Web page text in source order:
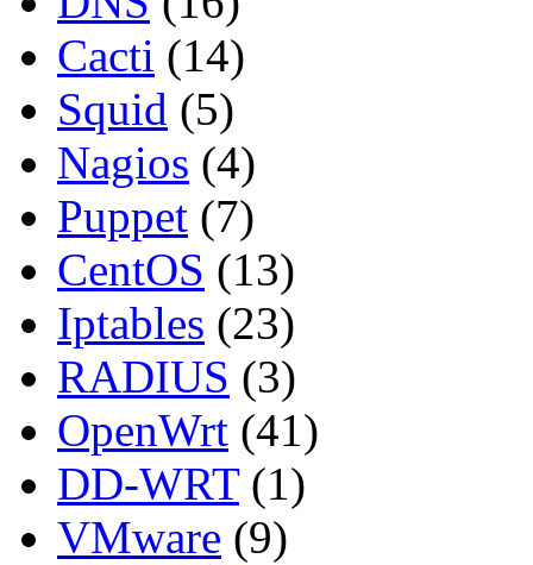
Cacti (14)
Squid (5)
Nagios (4)
Puppet (7)
CentOS (13)
Iptables (23)
RADIUS (3)
OpenWrt (41)
DD-WRT(1)
VMware (9)